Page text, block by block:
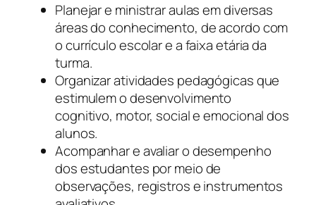
Planejar e ministrar aulas em diversas
áreas do conhecimento, de acordo com
o currículo escolar e a faixa etária da
turma.
Organizar atividades pedagógicas que
estimulem o desenvolvimento
cognitivo, motor, social e emocional dos
alunos.
Acompanhar e avaliar o desempenho
dos estudantes por meio de
observações, registros e instrumentos